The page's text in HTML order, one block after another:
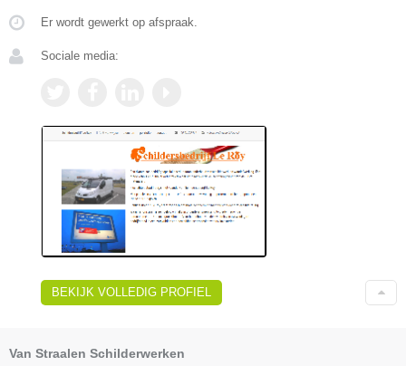
Er wordt gewerkt op afspraak.
Sociale media:
BEKIJK VOLLEDIG PROFIEL
Van Straalen Schilderwerken